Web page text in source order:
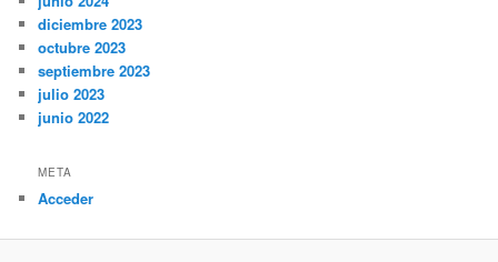
diciembre 2023
octubre 2023
septiembre 2023
julio 2023
junio 2022
META
Acceder